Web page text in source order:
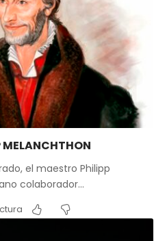
MELANCHTHON
el maestro Philipp
colaborador…